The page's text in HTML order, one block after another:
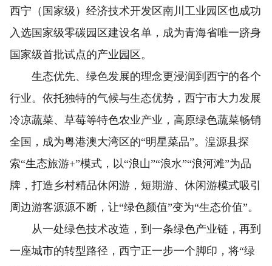
西宁（国家级）经济技术开发区南川工业园区也成功
入选国家级零碳园区建设名单，成为青海省唯一跻身
国家级首批试点的产业园区。
生态优先、绿色发展的理念更浸润到西宁的各个
行业。依托独特的气候与生态优势，西宁市大力发展
冷凉蔬菜、草莓等特色农业产业，高原绿色蔬菜畅销
全国，成为粤港澳大湾区的“明星菜品”。湟源县探
索“生态旅游+”模式，以“浪山”“浪水”“浪河滩”为品
牌，打造乡村精品休闲游，短期游、休闲游模式吸引
周边游客源源不断，让“绿色颜值”变为“生态价值”。
从一处绿色技术改造，到一条绿色产业链，再到
一座城市的转型路径，西宁正一步一个脚印，将“绿